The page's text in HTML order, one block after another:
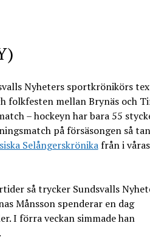
Nyheters sportkrönikörs
folkfesten mellan Brynäs och
– hockeyn har bara 55
på försäsongen så
Selångerskrönikafrån i
så trycker Sundsvalls
Månsson spenderar en dag
I förra veckan simmade han